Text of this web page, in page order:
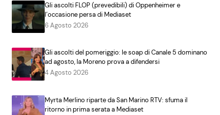
Gli ascolti FLOP (prevedibili) di Oppenheimer e
l’occasione persa di Mediaset
6 Agosto 2026
Gli ascolti del pomeriggio: le soap di Canale 5 dominano
ad agosto, la Moreno prova a difendersi
4 Agosto 2026
Myrta Merlino riparte da San Marino RTV: sfuma il
ritorno in prima serata a Mediaset